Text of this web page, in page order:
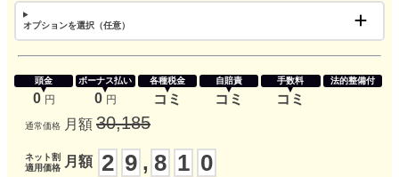
オプションを選択（任意）
頭金
0 円
ボーナス払い
0 円
各種税金
コミ
自賠責
コミ
手数料
コミ
法的整備付
通常価格 月額 30,185
ネット割
適用価格
月額 2 9 , 8 1 0